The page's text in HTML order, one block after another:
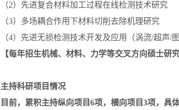
（2）先进复合材料加工过程在线检测技术研究
（3）多场耦合作用下材料切削去除机理研究
（4）先进无损检测技术开发及应用（涡流/超声/
【每年招生机械、材料、力学等交叉方向硕士研究
主持科研项目情况
目前，累积主持纵向项目6项，横向项目3项，具体